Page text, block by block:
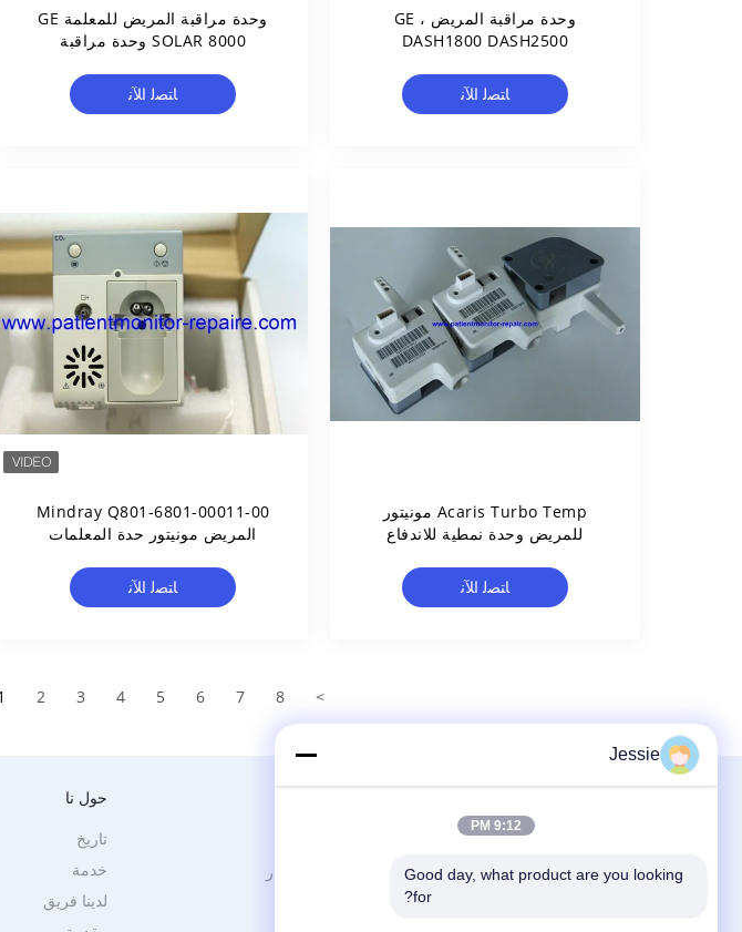
وحدة مراقبة المريض للمعلمة GE
SOLAR 8000 وحدة مراقبة
ﺎﺘﺼﻟ ﺍﻶﻧ
وحدة مراقبة المريض GE ،
DASH1800 DASH2500
ﺎﺘﺼﻟ ﺍﻶﻧ
Mindray Q801-6801-00011-00
المريض مونيتور حدة المعلمات
ﺎﺘﺼﻟ ﺍﻶﻧ
Acaris Turbo Temp مونيتور
للمريض وحدة نمطية للاندفاع
ﺎﺘﺼﻟ ﺍﻶﻧ
2 3 4 5 6 7 8 >
شركة (غوانغتشو ييغو) لخدمة
المعدات الطبية ---
المريض اصلاح قطع غيار
وحدة مراقبة المريض
حول نا
تاريخ
خدمة
لدينا فريق
Jessie
9:12 PM
Good day, what product are you looking
for?